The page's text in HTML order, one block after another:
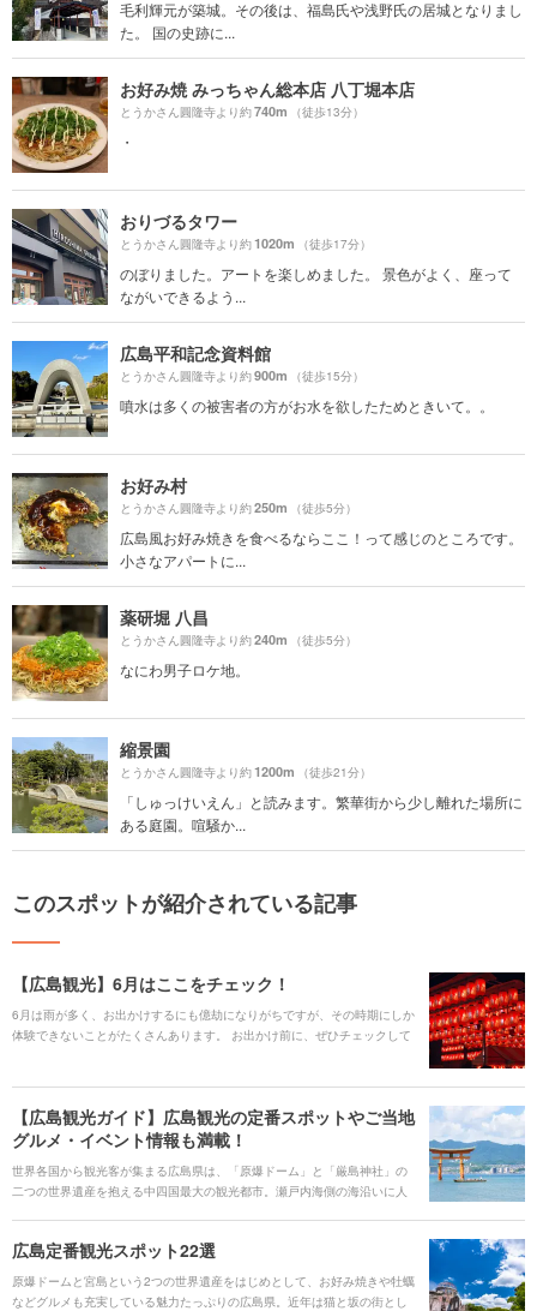
毛利輝元が築城。その後は、福島氏や浅野氏の居城となりまし
た。 国の史跡に...
お好み焼 みっちゃん総本店 八丁堀本店
とうかさん圓隆寺より約740m （徒歩13分）
・
おりづるタワー
とうかさん圓隆寺より約1020m （徒歩17分）
のぼりました。アートを楽しめました。 景色がよく、座って
ながいできるよう...
広島平和記念資料館
とうかさん圓隆寺より約900m （徒歩15分）
噴水は多くの被害者の方がお水を欲したためときいて。。
お好み村
とうかさん圓隆寺より約250m （徒歩5分）
広島風お好み焼きを食べるならここ！って感じのところです。
小さなアパートに...
薬研堀 八昌
とうかさん圓隆寺より約240m （徒歩5分）
なにわ男子ロケ地。
縮景園
とうかさん圓隆寺より約1200m （徒歩21分）
「しゅっけいえん」と読みます。繁華街から少し離れた場所に
ある庭園。喧騒か...
このスポットが紹介されている記事
【広島観光】6月はここをチェック！
6月は雨が多く、お出かけするにも億劫になりがちですが、その時期にしか
体験できないことがたくさんあります。 お出かけ前に、ぜひチェックして
【広島観光ガイド】広島観光の定番スポットやご当地
グルメ・イベント情報も満載！
世界各国から観光客が集まる広島県は、「原爆ドーム」と「厳島神社」の
二つの世界遺産を抱える中四国最大の観光都市。瀬戸内海側の海沿いに人
初のアウトレット施設が建設されるなど次々と新しい施設がオープンし、
盛り上がりを見せている広島。今回はそんな広島で楽しめる定番観光スポ
ットや体験、賑やかな年間のイベントについて紹介していきます。
広島定番観光スポット22選
原爆ドームと宮島という2つの世界遺産をはじめとして、お好み焼きや牡蠣
などグルメも充実している魅力たっぷりの広島県。近年は猫と坂の街とし